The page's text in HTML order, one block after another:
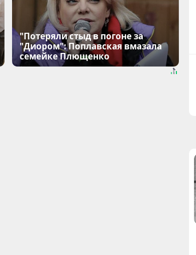
"Потеряли стыд в погоне за
"Диором": Поплавская вмазала
семейке Плющенко